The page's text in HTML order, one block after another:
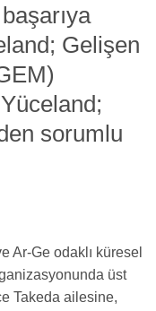
Gelişen
sorumlu
Ar-Ge odaklı küresel
üst
Takeda ailesine,